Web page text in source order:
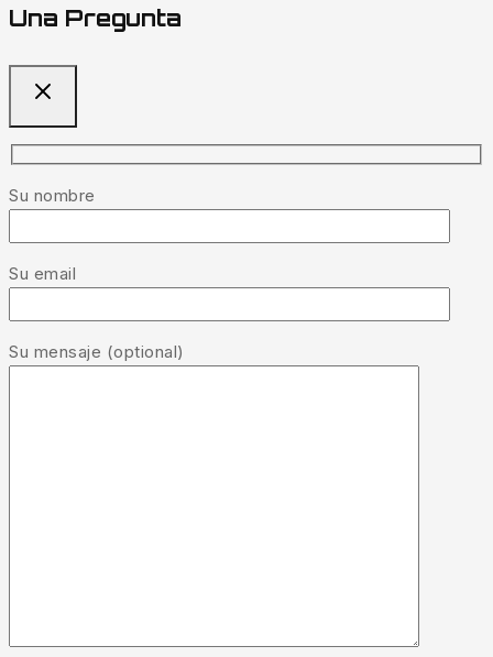
Una Pregunta
Su nombre
Su email
Su mensaje (optional)